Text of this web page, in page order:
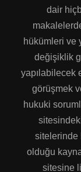
dair
hükümleri ve
değişiklik
yapılabilecek
görüşmek
hukuki
sitelerinde
olduğu
sitesine